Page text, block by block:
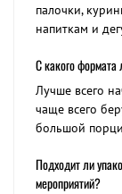
палочки,
напиткам и
С какого
Лучше всего
чаще всего
большой
Подходит ли
мероприятий?